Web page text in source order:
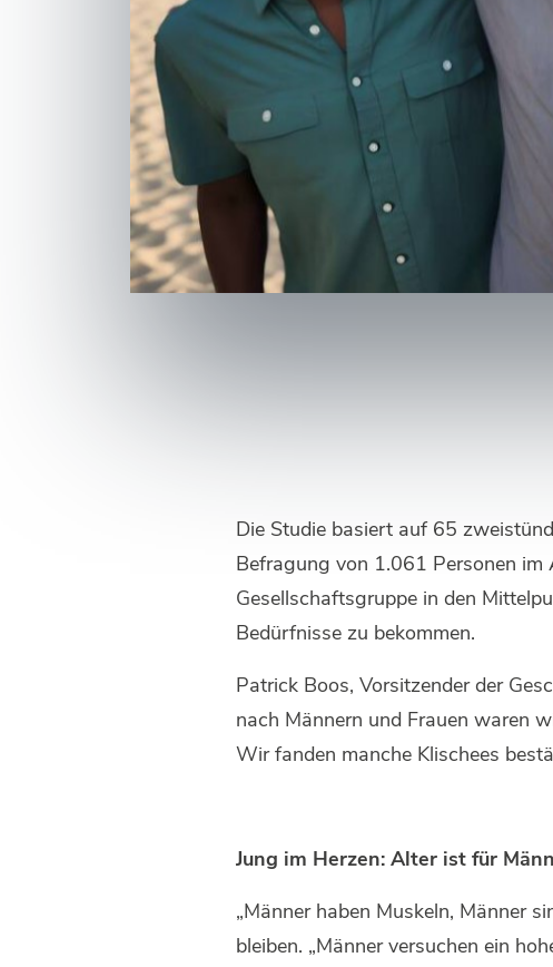
Die Studie basiert auf 65
Befragung von 1.061 Personen im
Gesellschaftsgruppe in den
Bedürfnisse zu bekommen.
Patrick Boos, Vorsitzender der
nach Männern und Frauen waren
Wir fanden manche Klischees
Jung im Herzen: Alter ist für
„Männer haben Muskeln, Männer
bleiben. „Männer versuchen ein